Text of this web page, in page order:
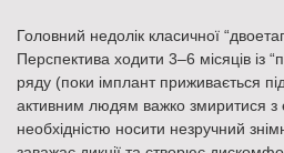
Головний недолік класичної
Перспектива ходити 3–6 місяців із
ряду (поки імплант приживається
активним людям важко змиритися
необхідністю носити незручний